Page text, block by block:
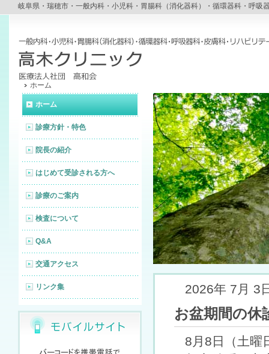
岐阜県・瑞穂市・一般内科・小児科・胃腸科（消化器科）・循環器科・呼吸
ホーム
2026年 7月 3
お盆期間の休
8月8日（土曜
ホーム
診療方針・特色
院長の紹介
はじめて受診される方へ
診療のご案内
検査について
Q&A
交通アクセス
リンク集